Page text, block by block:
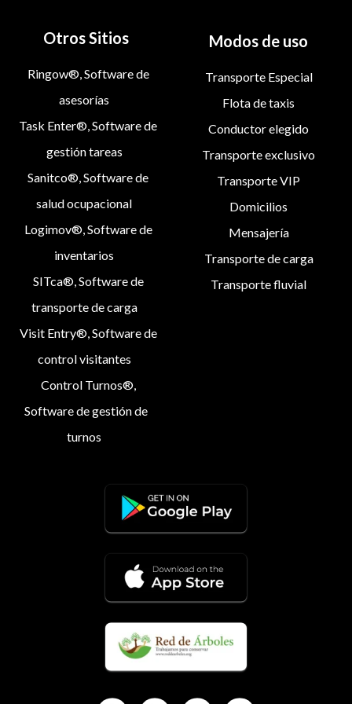
Modos de uso
Transporte Especial
Flota de taxis
Conductor elegido
Transporte exclusivo
Transporte VIP
Domicilios
Mensajería
Transporte de carga
Transporte fluvial
Otros Sitios
Ringow®, Software de
asesorías
Task Enter®, Software de
gestión tareas
Sanitco®, Software de
salud ocupacional
Logimov®, Software de
inventarios
SITca®, Software de
transporte de carga
Visit Entry®, Software de
control visitantes
Control Turnos®,
Software de gestión de
turnos